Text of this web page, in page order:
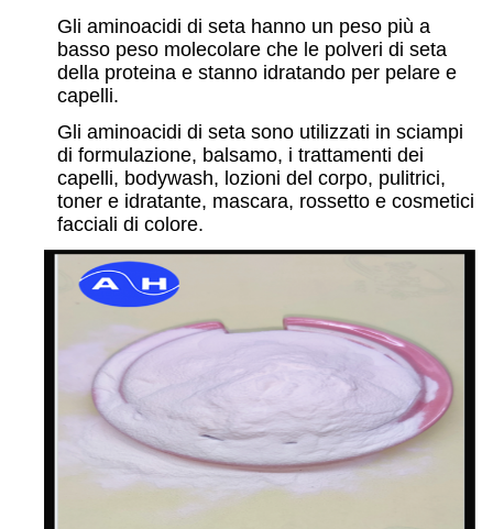
Gli aminoacidi di seta hanno un peso più a
basso peso molecolare che le polveri di seta
della proteina e stanno idratando per pelare e
capelli.
Gli aminoacidi di seta sono utilizzati in sciampi
di formulazione, balsamo, i trattamenti dei
capelli, bodywash, lozioni del corpo, pulitrici,
toner e idratante, mascara, rossetto e cosmetici
facciali di colore.